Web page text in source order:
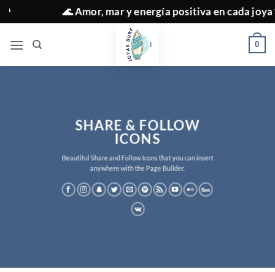
Saltar
al
contenido
🌊 Amor, mar y energía positiva en cada joya ✨
0
SHARE & FOLLOW
ICONS
Beautiful Share and Follow Icons that you can insert
anywhere with the Page Builder.